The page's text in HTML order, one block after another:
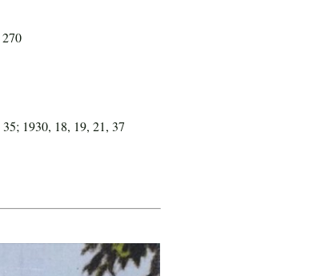
1930, 18, 19, 21, 37